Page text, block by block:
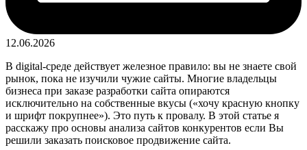
12.06.2026
В digital-среде действует железное правило: вы не знаете свой
рынок, пока не изучили чужие сайты. Многие владельцы
бизнеса при заказе разработки сайта опираются
исключительно на собственные вкусы («хочу красную кнопку
и шрифт покрупнее»). Это путь к провалу. В этой статье я
расскажу про основы анализа сайтов конкурентов если Вы
решили заказать поисковое продвижение сайта.